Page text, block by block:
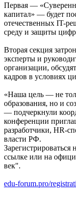
Первая —
капитал» — будет
отечественных IT-
среду и защиты
Вторая секция
эксперты и
организации,
кадров в условиях
«Наша цель — не
образования, но и
— подчеркнули
конференции
разработчики, HR-
власти РФ.
ссылке или на
век".
edu-forum.pro/